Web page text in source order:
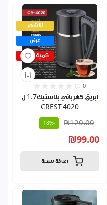
الأشهر
عرض
كمية قليلة
0
ابريق كهربائي بلاستيك1.7 ل
4020 CREST
₪120.00
-18%
₪99.00
اضافة للسلة